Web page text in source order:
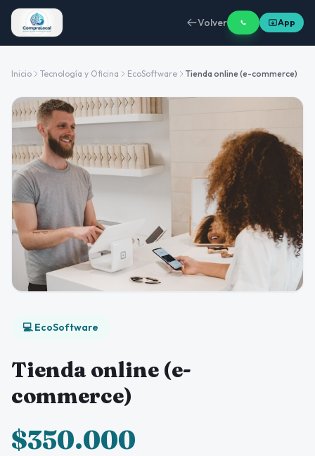
Volver App
Inicio Tecnología y Oficina EcoSoftware Tienda online (e-commerce)
💻 EcoSoftware
Tienda online (e-
commerce)
$350.000